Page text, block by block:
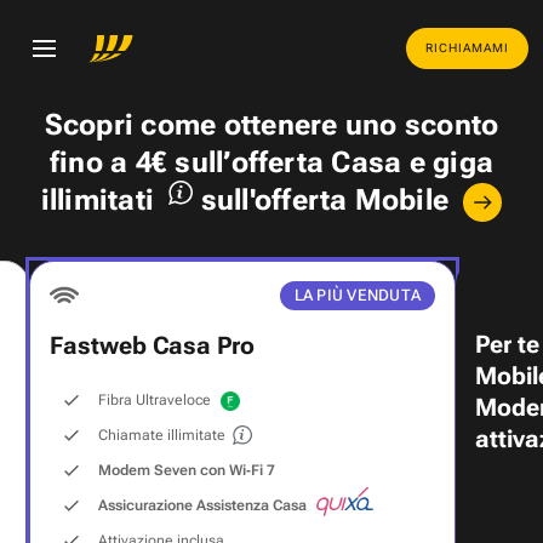
RICHIAMAMI
Scopri come ottenere uno sconto
fino a 4€ sull’offerta Casa egiga
illimitati
sull'offerta Mobile
LA PIÙ VENDUTA
Fastweb Casa Pro
Fibra Ultraveloce
Chiamate illimitate
Modem Seven con Wi‑Fi 7
Assicurazione Assistenza Casa
Per